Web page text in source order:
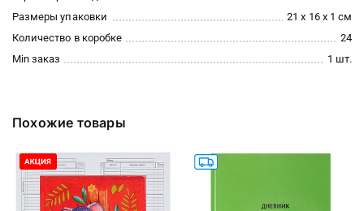
Размеры упаковки
21 x 16 x 1 см
Количество в коробке
24
Min заказ
1 шт.
Похожие товары